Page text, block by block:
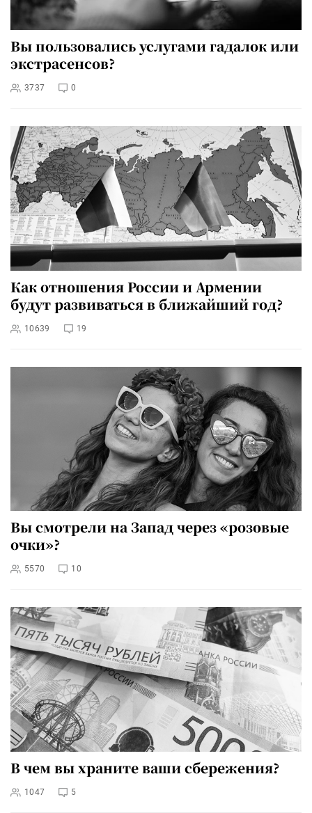
Вы пользовались услугами гадалок или
экстрасенсов?
3737 0
Как отношения России и Армении
будут развиваться в ближайший год?
10639 19
Вы смотрели на Запад через «розовые
очки»?
5570 10
В чем вы храните ваши сбережения?
1047 5